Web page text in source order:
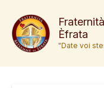
contenuto
Èfrata
"Date voi